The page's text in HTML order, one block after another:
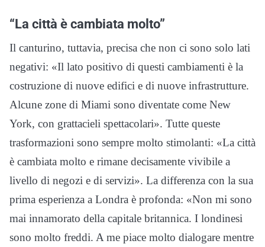
“La città è cambiata molto”
Il canturino, tuttavia, precisa che non ci sono solo lati
negativi: «Il lato positivo di questi cambiamenti è la
costruzione di nuove edifici e di nuove infrastrutture.
Alcune zone di Miami sono diventate come New
York, con grattacieli spettacolari». Tutte queste
trasformazioni sono sempre molto stimolanti: «La città
è cambiata molto e rimane decisamente vivibile a
livello di negozi e di servizi». La differenza con la sua
prima esperienza a Londra è profonda: «Non mi sono
mai innamorato della capitale britannica. I londinesi
sono molto freddi. A me piace molto dialogare mentre